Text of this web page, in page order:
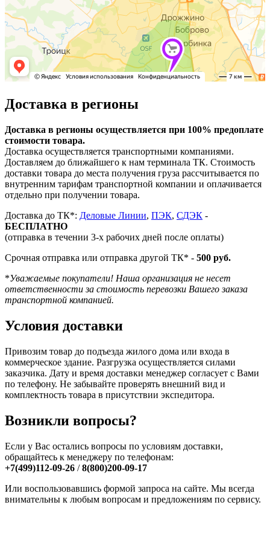
Доставка в регионы
Доставка в регионы осуществляется при 100% предоплате
стоимости товара.
Доставка осуществляется транспортными компаниями.
Доставляем до ближайшего к нам терминала ТК. Стоимость
доставки товара до места получения груза рассчитывается по
внутренним тарифам транспортной компании и оплачивается
отдельно при получении товара.
Доставка до ТК*: Деловые Линии, ПЭК, СДЭК -
БЕСПЛАТНО
(отправка в течении 3-х рабочих дней после оплаты)
Срочная отправка или отправка другой ТК* - 500 руб.
*Уважаемые покупатели! Наша организация не несет
ответственности за стоимость перевозки Вашего заказа
транспортной компанией.
Условия доставки
Привозим товар до подъезда жилого дома или входа в
коммерческое здание. Разгрузка осуществляется силами
заказчика. Дату и время доставки менеджер согласует с Вами
по телефону. Не забывайте проверять внешний вид и
комплектность товара в присутствии экспедитора.
Возникли вопросы?
Если у Вас остались вопросы по условиям доставки,
обращайтесь к менеджеру по телефонам:
+7(499)112-09-26 /8(800)200-09-17
Или воспользовавшись формой запроса на сайте. Мы всегда
внимательны к любым вопросам и предложениям по сервису.